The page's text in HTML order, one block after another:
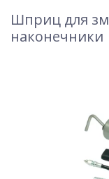
Шприц для
наконечники